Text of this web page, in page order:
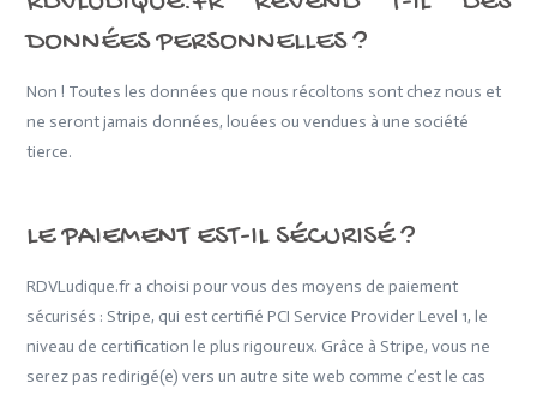
DONNÉES PERSONNELLES ?
Non ! Toutes les données que nous récoltons sont chez nous et
ne seront jamais données, louées ou vendues à une société
tierce.
LE PAIEMENT EST-IL SÉCURISÉ ?
RDVLudique.fr a choisi pour vous des moyens de paiement
sécurisés : Stripe, qui est certifié PCI Service Provider Level 1, le
niveau de certification le plus rigoureux. Grâce à Stripe, vous ne
serez pas redirigé(e) vers un autre site web comme c’est le cas